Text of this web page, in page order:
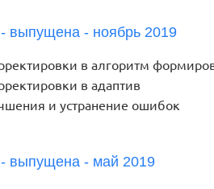
выпущена - ноябрь 2019
в алгоритм
в адаптив
и устранение ошибок
выпущена - май 2019